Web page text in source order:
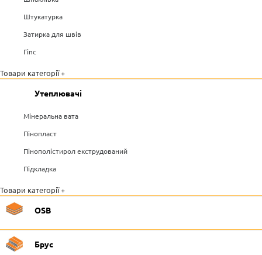
Штукатурка
Затирка для швів
Гіпс
Товари категорії +
Утеплювачі
Мінеральна вата
Пінопласт
Пінополістирол екструдований
Підкладка
Товари категорії +
OSB
Брус